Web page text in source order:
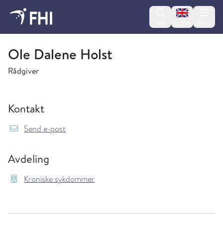
Change
Kroniske sykdommer
Ole Dalene Holst
Rådgiver
Kontakt
Send e-post{model.translations.sendEmailTo}
Avdeling
Kroniske sykdommer